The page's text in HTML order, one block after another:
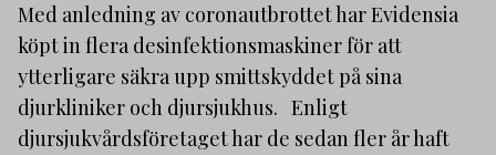
Med anledning av coronautbrottet har Evidensia
köpt in flera desinfektionsmaskiner för att
ytterligare säkra upp smittskyddet på sina
djurkliniker och djursjukhus. Enligt
djursjukvårdsföretaget har de sedan fler år haft